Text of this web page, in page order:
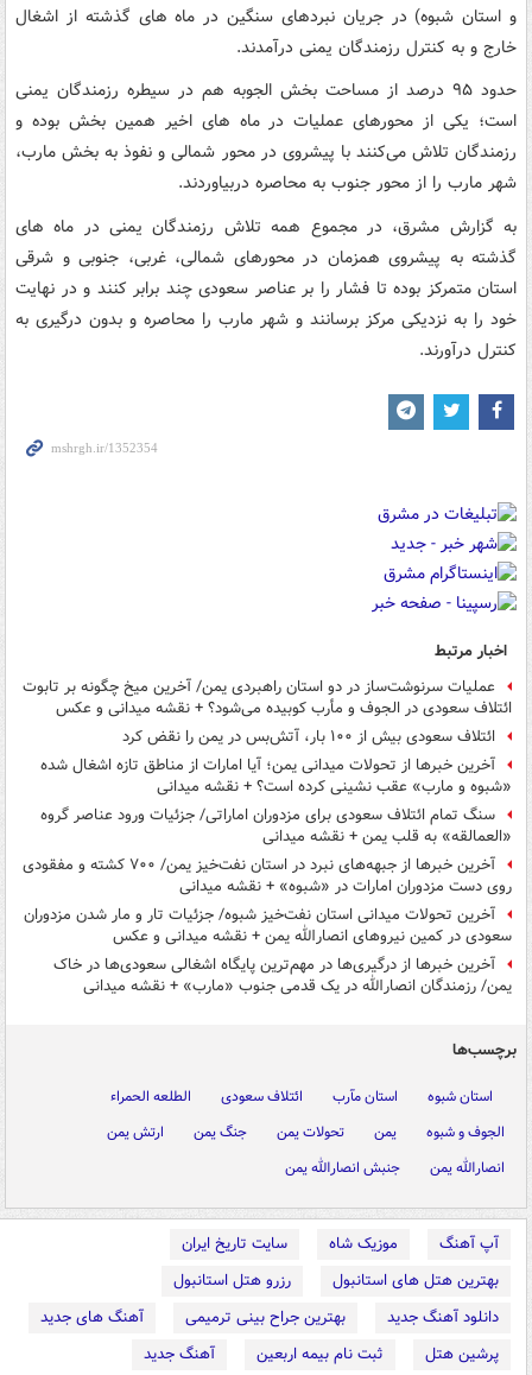
و استان شبوه) در جریان نبردهای سنگین در ماه های گذشته از اشغال
خارج و به کنترل رزمندگان یمنی درآمدند.
حدود ۹۵ درصد از مساحت بخش الجوبه هم در سیطره رزمندگان یمنی
است؛ یکی از محورهای عملیات در ماه های اخیر همین بخش بوده و
رزمندگان تلاش می‌کنند با پیشروی در محور شمالی و نفوذ به بخش مارب،
شهر مارب را از محور جنوب به محاصره دربیاوردند.
به گزارش مشرق، در مجموع همه تلاش رزمندگان یمنی در ماه های
گذشته به پیشروی همزمان در محورهای شمالی، غربی، جنوبی و شرقی
استان متمرکز بوده تا فشار را بر عناصر سعودی چند برابر کنند و در نهایت
خود را به نزدیکی مرکز برسانند و شهر مارب را محاصره و بدون درگیری به
کنترل درآورند.
اخبار مرتبط
عملیات سرنوشت‌ساز در دو استان راهبردی یمن/ آخرین میخ چگونه بر تابوت
ائتلاف سعودی در الجوف و مأرب کوبیده می‌شود؟ + نقشه میدانی و عکس
ائتلاف سعودی بیش از ۱۰۰ بار، آتش‌بس در یمن را نقض کرد
آخرین خبرها از تحولات میدانی یمن؛ آیا امارات از مناطق تازه اشغال شده
«شبوه و مارب» عقب نشینی کرده است؟ + نقشه میدانی
سنگ تمام ائتلاف سعودی برای مزدوران اماراتی/ جزئیات ورود عناصر گروه
«العمالقه» به قلب یمن + نقشه میدانی
آخرین خبرها از جبهه‌های نبرد در استان نفت‌خیز یمن/ ۷۰۰ کشته و مفقودی
روی دست مزدوران امارات در «شبوه» + نقشه میدانی
آخرین تحولات میدانی استان نفت‌خیز شبوه/ جزئیات تار و مار شدن مزدوران
سعودی در کمین نیروهای انصارالله یمن + نقشه میدانی و عکس
آخرین خبرها از درگیری‌ها در مهم‌ترین پایگاه اشغالی سعودی‌ها در خاک
یمن/ رزمندگان انصارالله در یک قدمی جنوب «مارب» + نقشه میدانی
برچسب‌ها
استان شبوه استان مآرب ائتلاف سعودی
الطلعه الحمراء
الجوف و شبوه
یمن تحولات یمن جنگ یمن
ارتش یمن
انصارالله یمن
جنبش انصارالله یمن
آپ آهنگ موزیک شاه
سایت تاریخ ایران
بهترین هتل های استانبول
رزرو هتل استانبول
دانلود آهنگ جدید
بهترین جراح بینی ترمیمی
آهنگ های جدید
پرشین هتل
ثبت نام بیمه اربعین آهنگ جدید